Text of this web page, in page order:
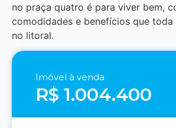
no praça quatro é para viver bem,
comodidades e benefícios que toda
no litoral.
Imóvel à venda
R$ 1.004.400